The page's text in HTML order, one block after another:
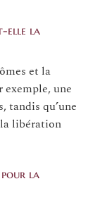
elle la
et la
une
tandis qu’une
libération
la